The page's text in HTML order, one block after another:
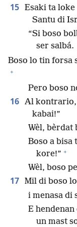
15 Esaki ta loke
Santu di
“Si boso
ser salbá.
Boso lo tin forsa
+
Pero boso
16 Al kontrario,
kabai!”
Wèl, bèrdat
Boso a bisa
kore!” +
Wèl, boso
17 Mil di boso
i menasa di
E
un mast